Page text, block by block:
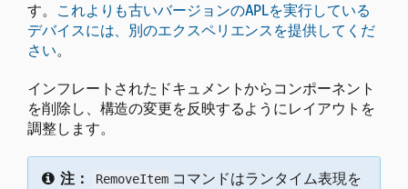
す。
これよりも古いバージョンのAPLを実行している
デバイスには、別のエクスペリエンスを提供してくだ
さい。
インフレートされたドキュメントからコンポーネント
を削除し、構造の変更を反映するようにレイアウトを
調整します。
注： RemoveItem コマンドはランタイム表現を